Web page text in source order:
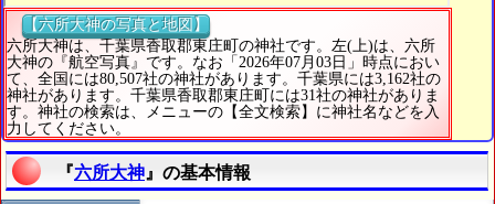
【六所大神の写真と地図】
六所大神は、千葉県香取郡東庄町の神社です。左(上)は、六所
大神の『航空写真』です。なお「2026年07月03日」時点におい
て、全国には80,507社の神社があります。千葉県には3,162社の
神社があります。千葉県香取郡東庄町には31社の神社がありま
す。神社の検索は、メニューの【全文検索】に神社名などを入
力してください。
『六所大神 』の基本情報